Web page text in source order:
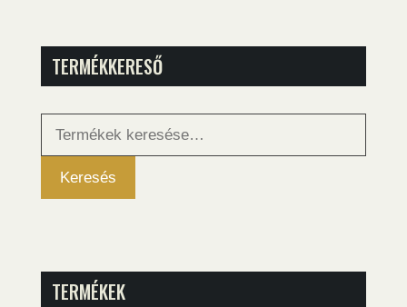
TERMÉKKERESŐ
következőre:
Keresés
TERMÉKEK